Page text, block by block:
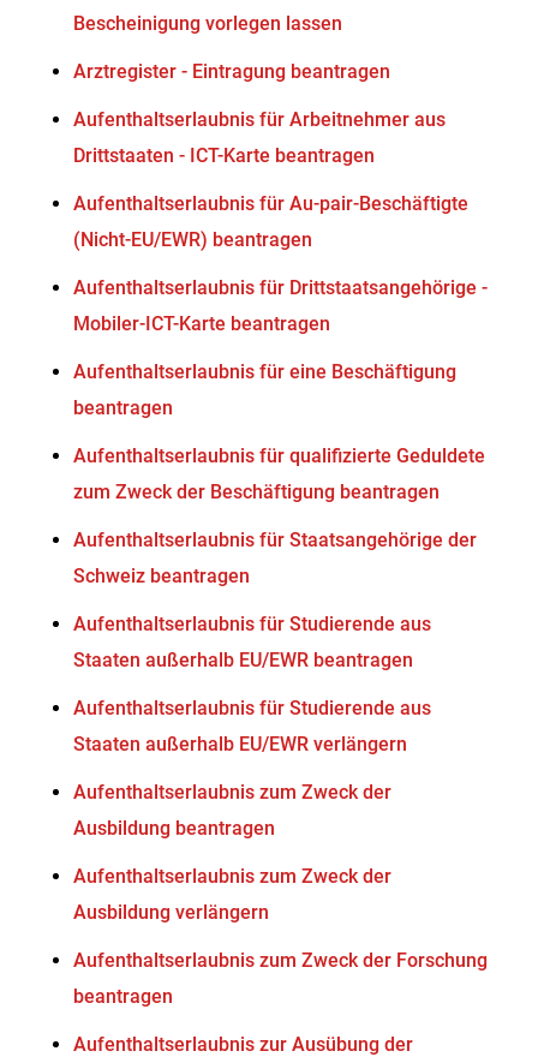
Bescheinigung vorlegen lassen
Arztregister - Eintragung beantragen
Aufenthaltserlaubnis für Arbeitnehmer aus
Drittstaaten - ICT-Karte beantragen
Aufenthaltserlaubnis für Au-pair-Beschäftigte
(Nicht-EU/EWR) beantragen
Aufenthaltserlaubnis für Drittstaatsangehörige -
Mobiler-ICT-Karte beantragen
Aufenthaltserlaubnis für eine Beschäftigung
beantragen
Aufenthaltserlaubnis für qualifizierte Geduldete
zum Zweck der Beschäftigung beantragen
Aufenthaltserlaubnis für Staatsangehörige der
Schweiz beantragen
Aufenthaltserlaubnis für Studierende aus
Staaten außerhalb EU/EWR beantragen
Aufenthaltserlaubnis für Studierende aus
Staaten außerhalb EU/EWR verlängern
Aufenthaltserlaubnis zum Zweck der
Ausbildung beantragen
Aufenthaltserlaubnis zum Zweck der
Ausbildung verlängern
Aufenthaltserlaubnis zum Zweck der Forschung
beantragen
Aufenthaltserlaubnis zur Ausübung der